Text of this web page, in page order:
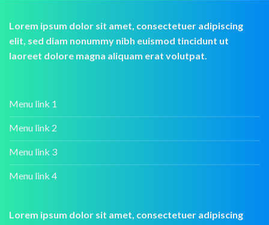
Lorem ipsum dolor sit amet, consectetuer adipiscing
elit, sed diam nonummy nibh euismod tincidunt ut
laoreet dolore magna aliquam erat volutpat.
Menu link 1
Menu link 2
Menu link 3
Menu link 4
Lorem ipsum dolor sit amet, consectetuer adipiscing